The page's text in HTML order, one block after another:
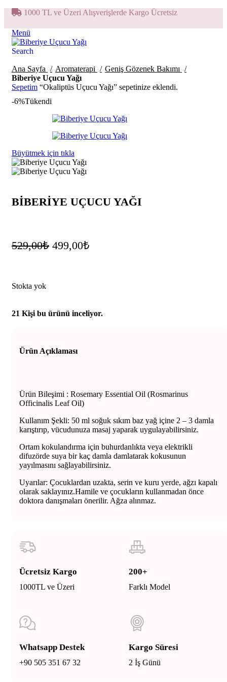
1000 TL ve Üzeri Alışverişlerde Kargo Ücretsiz
Menü
Search
Giriş YapYeni Hesap Oluştur
Kullanıcı adı veya e-posta adresi *
Şifre*
0Favorilerim
1item 449,00₺
Ana Sayfa Aromaterapi
Geniş Gözenek Bakımı
Biberiye Uçucu Yağı
Sepetim “Okaliptüs Uçucu Yağı” sepetinize eklendi.
-6%Tükendi
Büyütmek için tıkla
BIBERIYE UÇUCU YAĞI
529,00₺ Orijinal fiyat: 529,00₺.
499,00₺
Stokta yok
21 Kişi bu ürünü inceliyor.
Ürün Açıklaması
Ürün Bileşimi : Rosemary Essential Oil (Rosmarinus
Officinalis Leaf Oil)
Kullanım Şekli: 50 ml soğuk sıkım baz yağ içine 2 – 3 damla
karıştırıp, vücudunuza masaj yaparak uygulayabilirsiniz.
Ortam kokulandırma için buhurdanlıkta veya elektrikli
difuzörde suya bir kaç damla damlatarak kokusunun
yayılmasını sağlayabilirsiniz.
Uyarılar: Çocuklardan uzakta, serin ve kuru yerde, ağzı kapalı
olarak saklayınız.Hamile ve çocukların kullanmadan önce
doktora danışmaları önerilir. Ağza alınmaz.
Ücretsiz Kargo
1000TL ve Üzeri
200+
Farklı Model
Whatsapp Destek
+90 505 351 67 32
Kargo Süresi
2 İş Günü